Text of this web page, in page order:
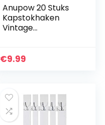
Anupow 20 Stuks
Kapstokhaken
Vintage
Kledinghaken met
€9.99